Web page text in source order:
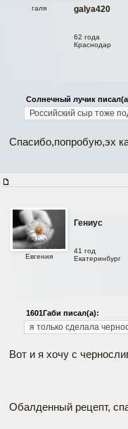
galya420
галя
62 года
Краснодар
Солнечный лучик
Российский сыр тоже
Спасибо,попробую,эх
Гениус
Евгения
41 год
Екатеринбург
1601Габи писал(а):
я только сделала
Вот и я хочу с
Обалденный рецепт,